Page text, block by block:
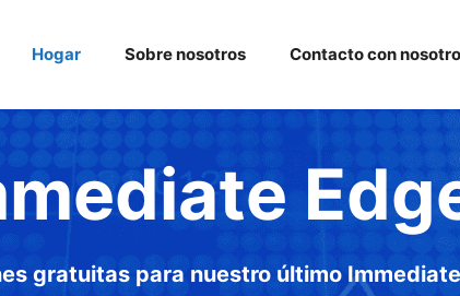
Hogar Sobre nosotros Contacto con
gratuitas para nuestro último